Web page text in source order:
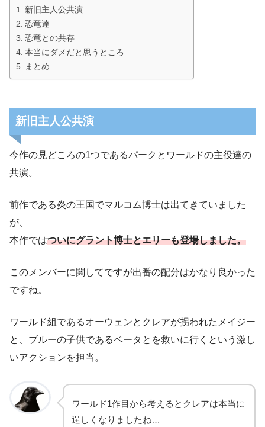
新旧主人公共演
恐竜達
恐竜との共存
本当にダメだと思うところ
まとめ
新旧主人公共演
今作の見どころの1つであるパークとワールドの主役達の
共演。
前作である炎の王国でマルコム博士は出てきていました
が、
本作ではついにグラント博士とエリーも登場しました。
このメンバーに関してですが出番の配分はかなり良かった
ですね。
ワールド組であるオーウェンとクレアが拐われたメイジー
と、ブルーの子供であるベータとを救いに行くという激し
いアクションを担当。
ワールド1作目から考えるとクレアは本当に
逞しくなりましたね…